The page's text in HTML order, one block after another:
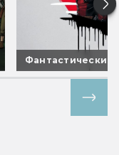
Фантастические